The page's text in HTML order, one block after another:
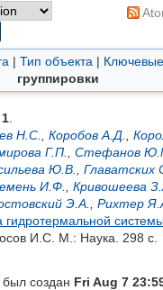
| Тип объекта |
группировки
1
Н.С. Коробов А.Д.
Г.П. Стефанов
Ю.В. Главатских
И.Ф. Кривошеева
Э.А. Рихтер
гидротермальной
И.С. М.: Наука. 298 с.
был создан Fri Aug 7